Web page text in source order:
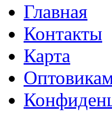
Главная
Контакты
Карта